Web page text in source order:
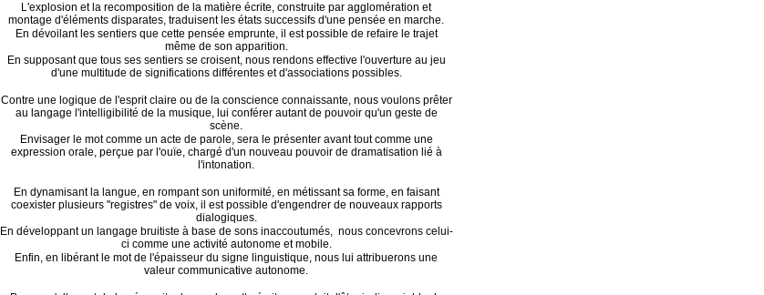
L'explosion et la recomposition de la matière écrite, construite par agglomération et
montage d'éléments disparates, traduisent les états successifs d'une pensée en marche.
En dévoilant les sentiers que cette pensée emprunte, il est possible de refaire le trajet
même de son apparition.
En supposant que tous ses sentiers se croisent, nous rendons effective l'ouverture au jeu
d'une multitude de significations différentes et d'associations possibles.
Contre une logique de l'esprit claire ou de la conscience connaissante, nous voulons prêter
au langage l'intelligibilité de la musique, lui conférer autant de pouvoir qu'un geste de
scène.
Envisager le mot comme un acte de parole, sera le présenter avant tout comme une
expression orale, perçue par l'ouïe, chargé d'un nouveau pouvoir de dramatisation lié à
l'intonation.
En dynamisant la langue, en rompant son uniformité, en métissant sa forme, en faisant
coexister plusieurs "registres" de voix, il est possible d'engendrer de nouveaux rapports
dialogiques.
En développant un langage bruitiste à base de sons inaccoutumés, nous concevrons celui-
ci comme une activité autonome et mobile.
Enfin, en libérant le mot de l'épaisseur du signe linguistique, nous lui attribuerons une
valeur communicative autonome.